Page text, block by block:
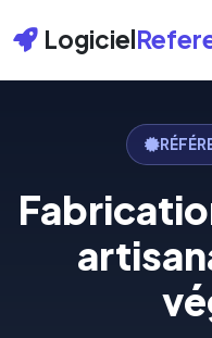
Logiciel